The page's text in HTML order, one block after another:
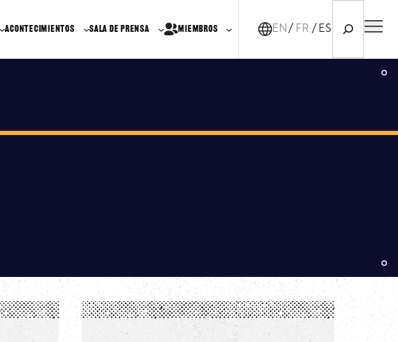
ACONTECIMIENTOS SALA DE PRENSA MIEMBROS EN FR-CA
ES